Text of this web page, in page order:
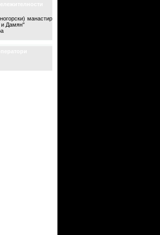
манастир
Дамян"